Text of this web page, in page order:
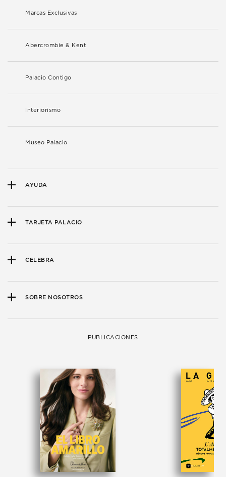
Marcas Exclusivas
Abercrombie & Kent
Palacio Contigo
Interiorismo
Museo Palacio
AYUDA
TARJETA PALACIO
CELEBRA
SOBRE NOSOTROS
PUBLICACIONES